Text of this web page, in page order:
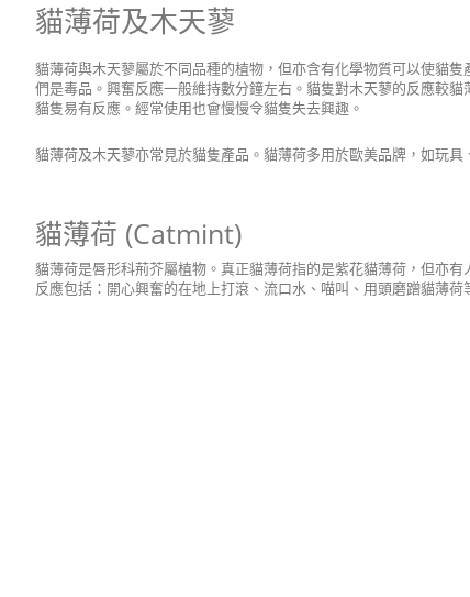
貓薄荷及木天蓼
貓薄荷與木天蓼屬於不同品種的植物，但亦含有化學物質可以使貓
們是毒品。興奮反應一般維持數分鐘左右。貓隻對木天蓼的反應較
貓隻易有反應。經常使用也會慢慢令貓隻失去興趣。
貓薄荷及木天蓼亦常見於貓隻產品。貓薄荷多用於歐美品牌，如玩
貓薄荷 (Catmint)
貓薄荷是唇形科荊芥屬植物。真正貓薄荷指的是紫花貓薄荷，但亦
反應包括：開心興奮的在地上打滾、流口水、喵叫、用頭磨蹭貓薄荷